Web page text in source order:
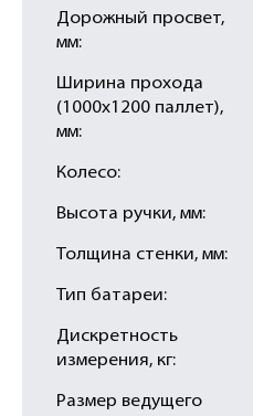
Дорожный просвет,
мм:
Ширина прохода
(1000х1200 паллет),
мм:
Колесо:
Высота ручки, мм:
Толщина стенки, мм:
Тип батареи:
Дискретность
измерения, кг:
Размер ведущего